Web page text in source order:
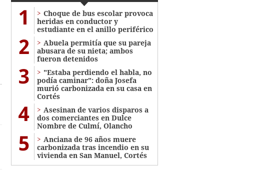
1
Choque de bus escolar provoca
heridas en conductor y
estudiante en el anillo periférico
2
Abuela permitía que su pareja
abusara de su nieta; ambos
fueron detenidos
3
"Estaba perdiendo el habla, no
podía caminar": doña Josefa
murió carbonizada en su casa en
Cortés
4
Asesinan de varios disparos a
dos comerciantes en Dulce
Nombre de Culmí, Olancho
5
Anciana de 96 años muere
carbonizada tras incendio en su
vivienda en San Manuel, Cortés